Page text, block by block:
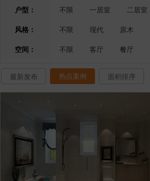
户型： 不限 一居室 二居室
风格：
不限 现代 原木
空间：
不限 客厅 餐厅
最新发布 热点案例 面积排序